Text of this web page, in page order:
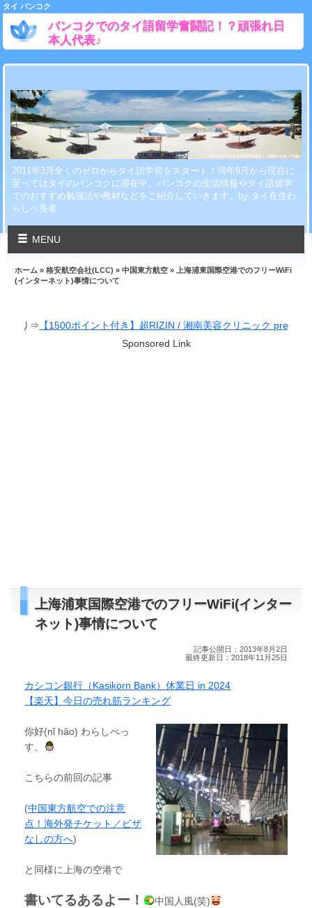
タイ バンコク
バンコクでのタイ語留学奮闘記！？頑張れ日
本人代表♪
2011年3月全くのゼロからタイ語学習をスタート！同年9月から現在に
至ってはタイのバンコクに滞在中。バンコクの生活情報やタイ語留学
でのおすすめ勉強法や教材などをご紹介していきます。by タイ在住わ
らしべ長者
MENU
ホーム »格安航空会社(LCC) »中国東方航空 » 上海浦東国際空港でのフリーWiFi
(インターネット)事情について
付き】超RIZIN / 湘南美容クリニック presents RIZIN.38
Sponsored Link
上海浦東国際空港でのフリーWiFi(インター
ネット)事情について
記事公開日：2013年8月2日
最終更新日：2018年11月25日
カシコン銀行（Kasikorn Bank）休業日 in 2024
【楽天】今日の売れ筋ランキング
你好(nǐ hǎo) わらしべっ
す。
こちらの前回の記事
(中国東方航空での注意
点！海外発チケット／ビザ
なしの方へ)
と同様に上海の空港で
書いてるあるよー！ 中国人風(笑)